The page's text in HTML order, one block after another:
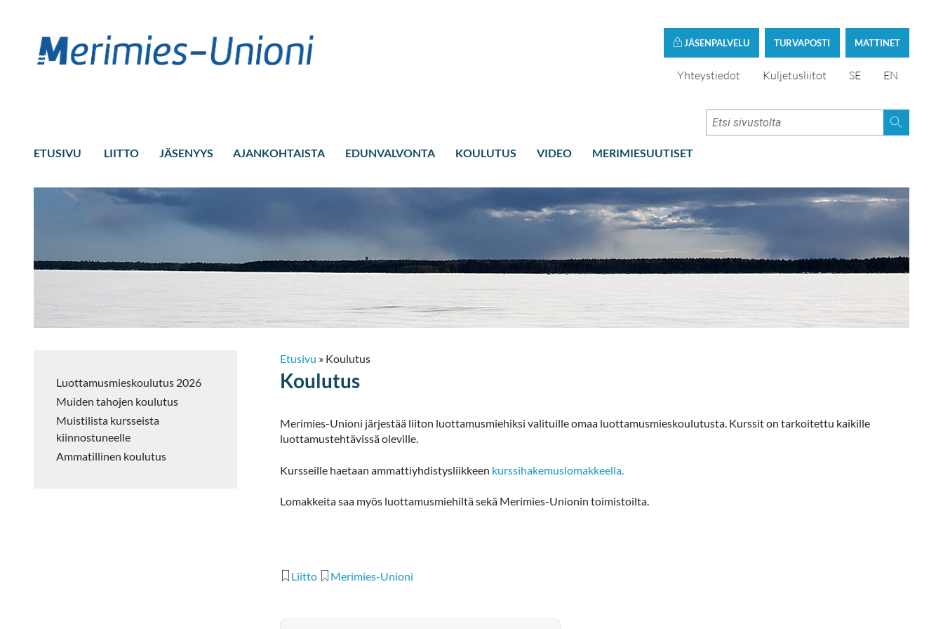
MATTINET
TURVAPOSTI
JÄSENPALVELU
Yhteystiedot Kuljetusliitot SE EN
ETUSIVU LIITTO JÄSENYYS AJANKOHTAISTA EDUNVALVONTA KOULUTUS VIDEO MERIMIESUUTISET
Luottamusmieskoulutus 2026
Muiden tahojen koulutus
Muistilista kursseista
kiinnostuneelle
Ammatillinen koulutus
Etusivu » Koulutus
Koulutus
Merimies-Unioni järjestää liiton luottamusmiehiksi valituille omaa luottamusmieskoulutusta. Kurssit on tarkoitettu kaikille
luottamustehtävissä oleville.
Kursseille haetaan ammattiyhdistysliikkeen kurssihakemuslomakkeella.
Lomakkeita saa myös luottamusmiehiltä sekä Merimies-Unionin toimistoilta.
Liitto Merimies-Unioni